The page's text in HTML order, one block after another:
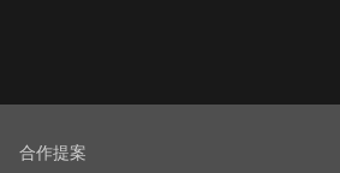
合作提案